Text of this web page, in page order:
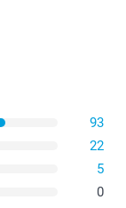
93
22
5
0